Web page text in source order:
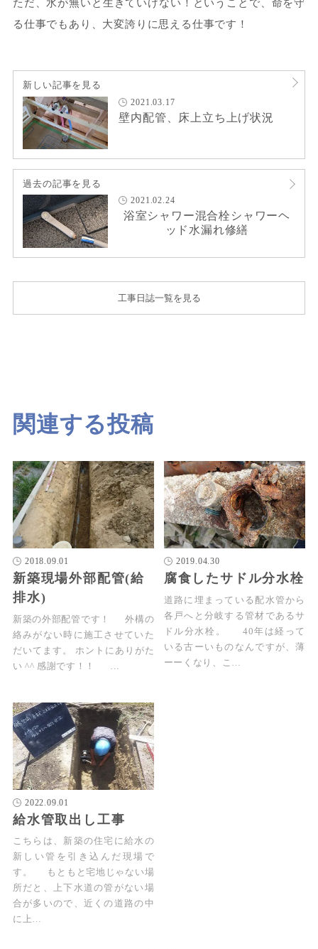
ただ、水が無いと生きていけない！ということで、命を守
る仕事でもあり、大変誇りに思える仕事です！
新しい記事を見る
2021.03.17
壁内配管、床上立ち上げ状況
過去の記事を見る
2021.02.24
浴室シャワー混合栓シャワーヘ
ッド水漏れ修繕
工事日誌一覧を見る
関連する投稿
2018.09.01
新築現場外部配管(給
排水)
新築の外部配管です！ 外構の
絡みがない時に施工させていた
だいてます。 ホントにありがた
い ^^ 感謝です！！ …
2019.04.30
腐食したサドル分水栓
道路に埋まっている配水管から
各戸へと分岐する管材であるサ
ドル分水栓。 40年は経って
いる古ーいものなんですが、薄
ーーくなり、こ…
2022.09.01
給水管取出し工事
こちらは、新築の住宅に給水の
新しい管を引き込んだ現場で
す。 もともと宅地じゃない場
所だと、上下水道の管がない場
合が多いので、近くの道路の中
に上…